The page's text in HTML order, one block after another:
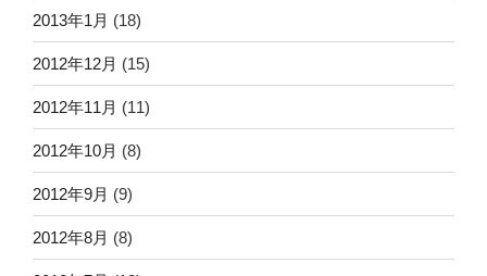
2013年1月 (18)
2012年12月 (15)
2012年11月 (11)
2012年10月 (8)
2012年9月 (9)
2012年8月 (8)